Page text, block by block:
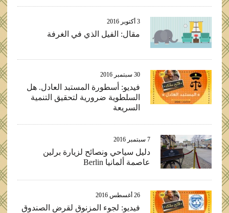
3 أكتوبر 2016
مقال: الفيل الذي في الغرفة
30 سبتمبر 2016
فيديو: أسطورة المستبد العادل. هل
السلطوية ضرورية لتحقيق التنمية
السريعة
7 سبتمبر 2016
دليل سياحي ونصائح لزيارة برلين
عاصمة ألمانيا Berlin
26 أغسطس 2016
فيديو: لجوء المزنوق لقرض الصندوق